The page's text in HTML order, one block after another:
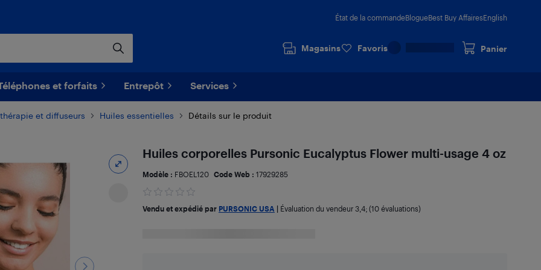
État de la commandeBlogueBest Buy AffairesEnglish
Magasins Favoris Panier
et forfaits Entrepôt Services
et diffuseurs Huiles essentielles Détails sur le produit
Huiles corporelles Pursonic Eucalyptus Flower multi-usage 4 oz
Modèle : FBOEL120 Code Web : 17929285
Vendu et expédié par PURSONIC USA Évaluation du vendeur 3,4; (10 évaluations)